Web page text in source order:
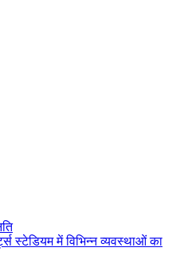
स्टेडियम में विभिन्न व्यवस्थाओं का